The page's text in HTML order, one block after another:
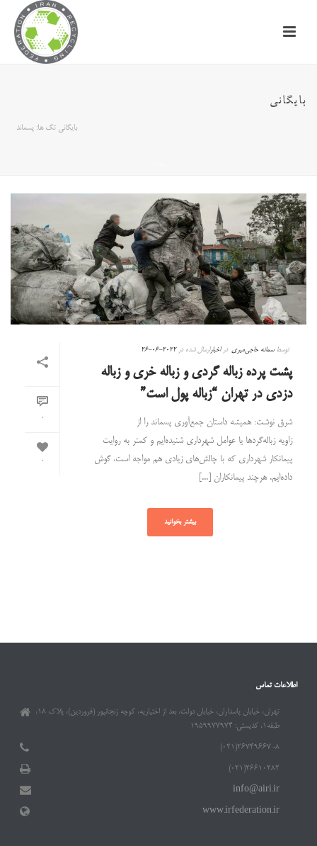
بایگانی
بایگانی تگ ها: پسماند
0
0
توسطسمانه حاجی‌میری دراخبارارسال شده در2022-06-26
پشت پرده زباله گردی و زباله خری و زباله
دزدی در تهران “زباله پول است”
شرق نوشت: همیشه داستان جمع‌آوری پسماند را از
زاویه زباله‌گردها یا عوامل شهرداری شنیده‌ایم و کمتر به روایت
پیمانکار شهرداری که با چالش‌های زیادی هم مواجه است، گوش
داده‌ایم. هرچند پیمانکاران [...]
بیشتر بخوانید
اطلاعات تماس
تهران، خیابان پاسداران، خیابان دولت، بعد از اختیاریه، کوچه زنجانپور (فروردین)، پلاک ۱۸،
طبقه۱، کدپستی: ۱۹۵۹۹۷۷۹۷۴
۲۶۷۴۹۶۶۷-۸(۰۲۱)
۲۶۶۱۰۲۸۲(۰۲۱)
info@airi.ir
www.irfederation.ir